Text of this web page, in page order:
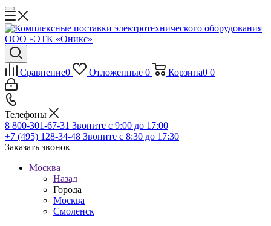
Сравнение0 Отложенные 0 Корзина0 0
Телефоны
8 800-301-67-31 Звоните с 9:00 до 17:00
+7 (495) 128-34-48 Звоните с 8:30 до 17:30
Заказать звонок
Москва
Назад
Города
Москва
Смоленск